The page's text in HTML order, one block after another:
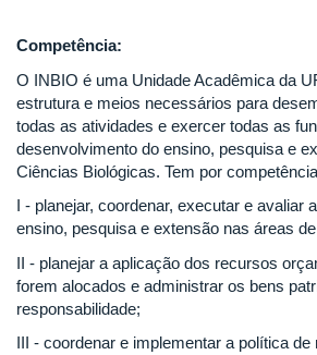
Competência:
O INBIO é uma Unidade Acadêmica da
estrutura e meios necessários para
todas as atividades e exercer todas as
desenvolvimento do ensino, pesquisa e
Ciências Biológicas. Tem por
I - planejar, coordenar, executar e avaliar
ensino, pesquisa e extensão nas áreas
II - planejar a aplicação dos recursos
forem alocados e administrar os bens
responsabilidade;
III - coordenar e implementar a política